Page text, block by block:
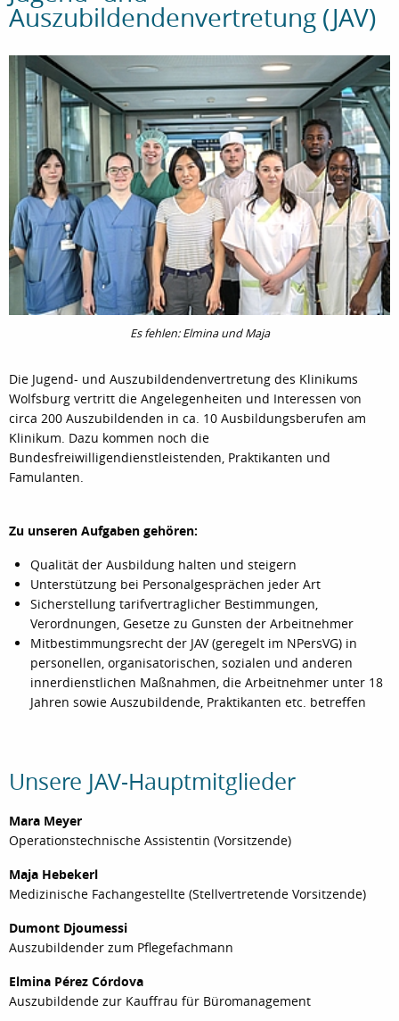
Auszubildendenvertretung (JAV)
Es fehlen: Elmina und Maja
Die Jugend- und Auszubildendenvertretung des Klinikums
Wolfsburg vertritt die Angelegenheiten und Interessen von
circa 200 Auszubildenden in ca. 10 Ausbildungsberufen am
Klinikum. Dazu kommen noch die
Bundesfreiwilligendienstleistenden, Praktikanten und
Famulanten.
Zu unseren Aufgaben gehören:
Qualität der Ausbildung halten und steigern
Unterstützung bei Personalgesprächen jeder Art
Sicherstellung tarifvertraglicher Bestimmungen,
Verordnungen, Gesetze zu Gunsten der Arbeitnehmer
Mitbestimmungsrecht der JAV (geregelt im NPersVG) in
personellen, organisatorischen, sozialen und anderen
innerdienstlichen Maßnahmen, die Arbeitnehmer unter 18
Jahren sowie Auszubildende, Praktikanten etc. betreffen
Unsere JAV-Hauptmitglieder
Mara Meyer
Operationstechnische Assistentin (Vorsitzende)
Maja Hebekerl
Medizinische Fachangestellte (Stellvertretende Vorsitzende)
Dumont Djoumessi
Auszubildender zum Pflegefachmann
Elmina Pérez Córdova
Auszubildende zur Kauffrau für Büromanagement